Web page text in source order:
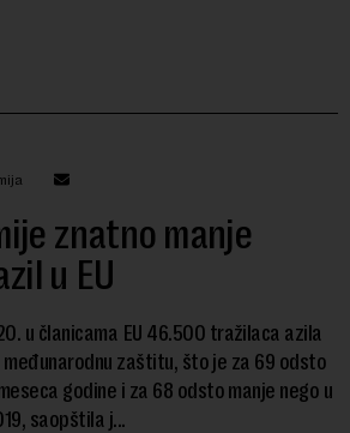
znatno manje
u EU
u članicama EU 46.500 tražilaca azila
zaštitu, što je za 69 odsto
godine i za 68 odsto manje nego u
saopštila j...